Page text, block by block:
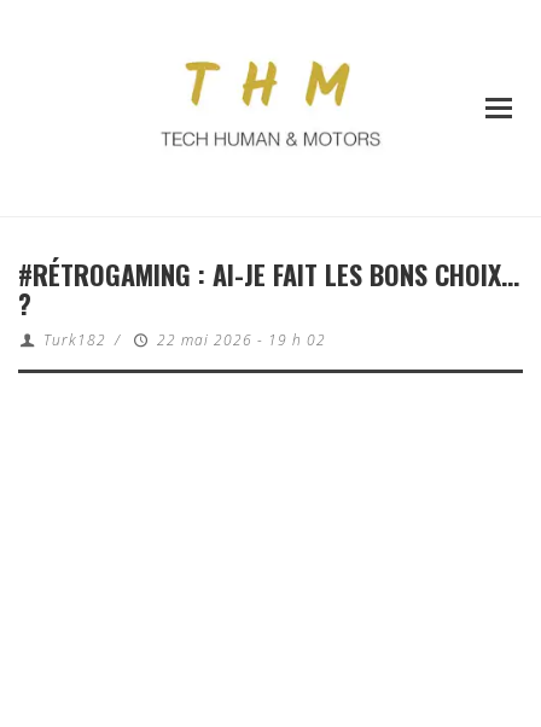
#RÉTROGAMING : AI-JE FAIT LES BONS CHOIX…
?
Turk182 / 22 mai 2026 - 19 h 02